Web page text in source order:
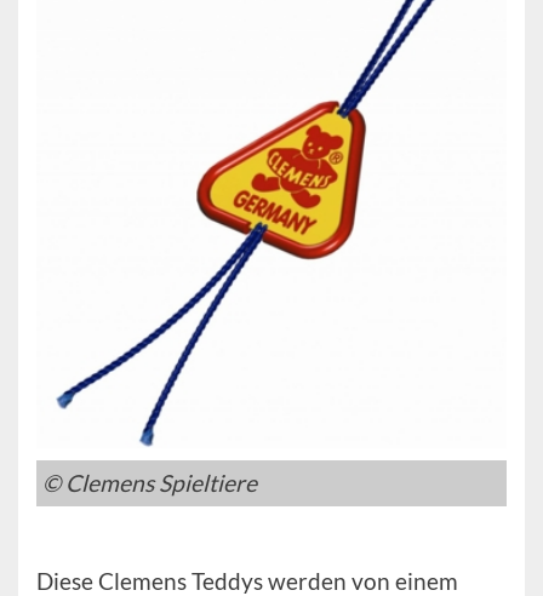
© Clemens Spieltiere
Diese Clemens Teddys werden von einem